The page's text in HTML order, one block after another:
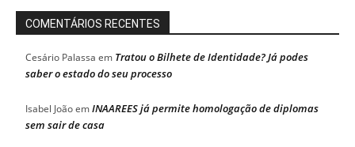
COMENTÁRIOS RECENTES
Cesário Palassa em Tratou o Bilhete de Identidade? Já podes
saber o estado do seu processo
Isabel JoãoemINAAREES já permite homologação de diplomas
sem sair de casa